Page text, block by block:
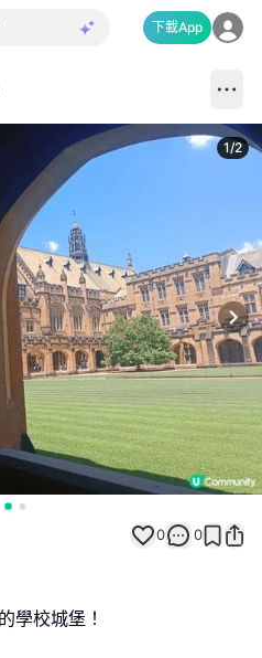
下載App
1/2
0 0